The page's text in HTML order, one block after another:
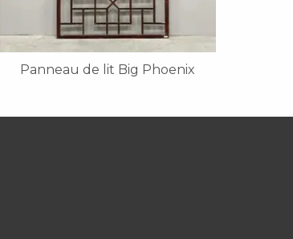
Panneau de lit Big Phoenix